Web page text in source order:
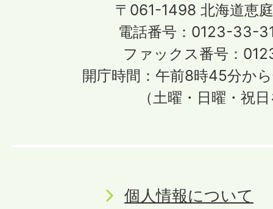
〒061-1498 北海道恵
電話番号：0123-33-
ファックス番号：
開庁時間：午前8時45分か
（土曜・日曜・祝
個人情報について